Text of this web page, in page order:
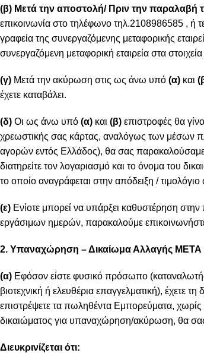
(β) Μετά την αποστολή/ Πριν την παραλαβή
επικοινωνία στο τηλέφωνο τηλ.2108986585 ,
γραφεία της συνεργαζόμενης μεταφορικής
συνεργαζόμενη μεταφορική εταιρεία στα
(γ) Μετά την ακύρωση στις ως άνω υπό (α) και
έχετε καταβάλει.
(δ) Οι ως άνω υπό (α) και (β) επιστροφές θα
χρεωστικής σας κάρτας, αναλόγως των μέσων
αγορών εντός Ελλάδος), θα σας
διατηρείτε τον λογαριασμό και το όνομα του
το οποίο αναγράφεται στην απόδειξη /
(ε) Ενίοτε μπορεί να υπάρξει καθυστέρηση
εργάσιμων ημερών, παρακαλούμε
2. Υπαναχώρηση – Δικαίωμα Αλλαγής
(α) Εφόσον είστε φυσικό πρόσωπο
βιοτεχνική ή ελευθέρια επαγγελματική),
επιστρέψετε τα πωληθέντα Εμπορεύματα,
δικαιώματος για υπαναχώρηση/ακύρωση, θα
Διευκρινίζεται ότι: